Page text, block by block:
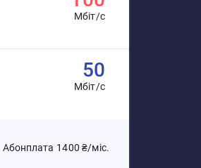
Мбіт/с
50
Мбіт/с
Абонплата 1400 ₴/міс.